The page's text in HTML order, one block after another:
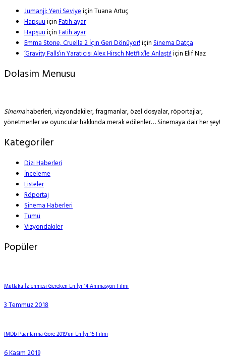
Jumanji: Yeni SeviyeiçinTuana Artuç
HapşuuiçinFatih ayar
HapşuuiçinFatih ayar
Emma Stone, Cruella 2 İçin Geri Dönüyor!içinSinema Datça
‘Gravity Falls’ın Yaratıcısı Alex Hirsch Netflix’le Anlaştı!içinElif Naz
Dolasim Menusu
Sinemahaberleri, vizyondakiler, fragmanlar, özel dosyalar, röportajlar,
yönetmenler ve oyuncular hakkında merak edilenler… Sinemaya dair her şey!
Kategoriler
Dizi Haberleri
İnceleme
Listeler
Röportaj
Sinema Haberleri
Tümü
Vizyondakiler
Popüler
Mutlaka İzlenmesi Gereken En İyi 14 Animasyon Filmi
3 Temmuz 2018
IMDb Puanlarına Göre 2019’un En İyi 15 Filmi
6 Kasım 2019